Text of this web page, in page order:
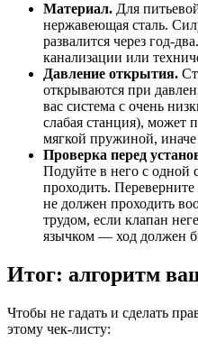
Материал. Для
нержавеющая сталь.
развалится через год-
канализации или
Давление открытия.
открываются при
вас система с очень
слабая станция), может
мягкой пружиной, иначе
Проверка перед
Подуйте в него с
проходить.
не должен проходить
трудом, если клапан
язычком — ход должен
Итог: алгоритм
Чтобы не гадать и сделать
этому чек-листу: